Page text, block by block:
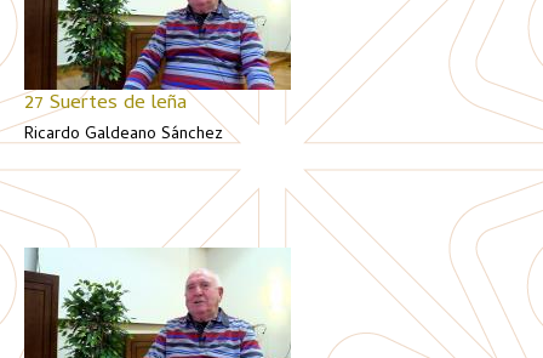
27 Suertes de leña
Ricardo Galdeano Sánchez